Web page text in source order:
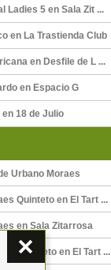
Ladies 5 en Sala Zit ...
en La Trastienda Club
en Desfile de L ...
en Espacio G
18 de Julio
Urbano Moraes
Quinteto en El Tart ...
en Sala Zitarrosa
Quinteto en El Tart ...